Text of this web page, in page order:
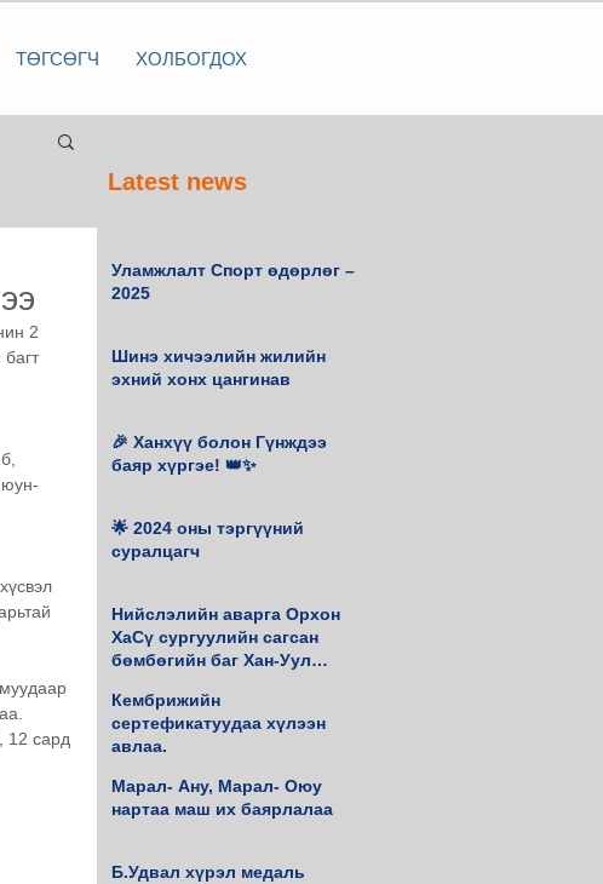
ТӨГСӨГЧ ХОЛБОГДОХ
2
12 сард
Latest news
Уламжлалт Спорт өдөрлөг –
2025
Шинэ хичээлийн жилийн
эхний хонх цангинав
🎉 Ханхүү болон Гүнждээ
баяр хүргэе! 👑✨
🌟 2024 оны тэргүүний
суралцагч
Нийслэлийн аварга Орхон
ХаСү сургуулийн сагсан
бөмбөгийн баг Хан-Уул
боллоо.
Кембрижийн
сертефикатуудаа хүлээн
авлаа.
Марал- Ану, Марал- Оюу
нартаа маш их баярлалаа
Б.Удвал хүрэл медаль